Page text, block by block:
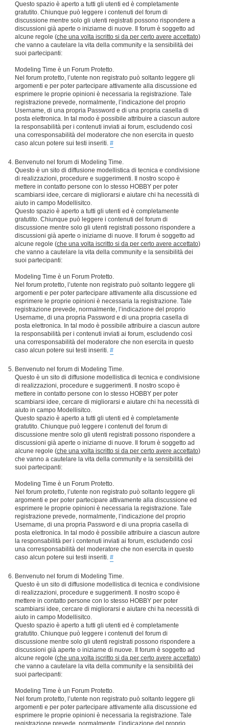
Questo spazio è aperto a tutti gli utenti ed è completamente
gratutito. Chiunque può leggere i contenuti del forum di
discussione mentre solo gli utenti registrati possono rispondere a
discussioni già aperte o iniziarne di nuove. Il forum è soggetto ad
alcune regole (che una volta iscritto si da per certo avere accettato)
che vanno a cautelare la vita della community e la sensibilità dei
suoi partecipanti:
Modeling Time è un Forum Protetto.
Nel forum protetto, l’utente non registrato può soltanto leggere gli
argomenti e per poter partecipare attivamente alla discussione ed
esprimere le proprie opinioni è necessaria la registrazione. Tale
registrazione prevede, normalmente, l’indicazione del proprio
Username, di una propria Password e di una propria casella di
posta elettronica. In tal modo è possibile attribuire a ciascun autore
la responsabilità per i contenuti inviati ai forum, escludendo così
una corresponsabilità del moderatore che non esercita in questo
caso alcun potere sui testi inseriti. #
Benvenuto nel forum di Modeling Time.
Questo è un sito di diffusione modellistica di tecnica e condivisione
di realizzazioni, procedure e suggerimenti. Il nostro scopo è
mettere in contatto persone con lo stesso HOBBY per poter
scambiarsi idee, cercare di migliorarsi e aiutare chi ha necessità di
aiuto in campo Modellisitco.
Questo spazio è aperto a tutti gli utenti ed è completamente
gratutito. Chiunque può leggere i contenuti del forum di
discussione mentre solo gli utenti registrati possono rispondere a
discussioni già aperte o iniziarne di nuove. Il forum è soggetto ad
alcune regole (che una volta iscritto si da per certo avere accettato)
che vanno a cautelare la vita della community e la sensibilità dei
suoi partecipanti:
Modeling Time è un Forum Protetto.
Nel forum protetto, l’utente non registrato può soltanto leggere gli
argomenti e per poter partecipare attivamente alla discussione ed
esprimere le proprie opinioni è necessaria la registrazione. Tale
registrazione prevede, normalmente, l’indicazione del proprio
Username, di una propria Password e di una propria casella di
posta elettronica. In tal modo è possibile attribuire a ciascun autore
la responsabilità per i contenuti inviati ai forum, escludendo così
una corresponsabilità del moderatore che non esercita in questo
caso alcun potere sui testi inseriti. #
Benvenuto nel forum di Modeling Time.
Questo è un sito di diffusione modellistica di tecnica e condivisione
di realizzazioni, procedure e suggerimenti. Il nostro scopo è
mettere in contatto persone con lo stesso HOBBY per poter
scambiarsi idee, cercare di migliorarsi e aiutare chi ha necessità di
aiuto in campo Modellisitco.
Questo spazio è aperto a tutti gli utenti ed è completamente
gratutito. Chiunque può leggere i contenuti del forum di
discussione mentre solo gli utenti registrati possono rispondere a
discussioni già aperte o iniziarne di nuove. Il forum è soggetto ad
alcune regole (che una volta iscritto si da per certo avere accettato)
che vanno a cautelare la vita della community e la sensibilità dei
suoi partecipanti:
Modeling Time è un Forum Protetto.
Nel forum protetto, l’utente non registrato può soltanto leggere gli
argomenti e per poter partecipare attivamente alla discussione ed
esprimere le proprie opinioni è necessaria la registrazione. Tale
registrazione prevede, normalmente, l’indicazione del proprio
Username, di una propria Password e di una propria casella di
posta elettronica. In tal modo è possibile attribuire a ciascun autore
la responsabilità per i contenuti inviati ai forum, escludendo così
una corresponsabilità del moderatore che non esercita in questo
caso alcun potere sui testi inseriti. #
Benvenuto nel forum di Modeling Time.
Questo è un sito di diffusione modellistica di tecnica e condivisione
di realizzazioni, procedure e suggerimenti. Il nostro scopo è
mettere in contatto persone con lo stesso HOBBY per poter
scambiarsi idee, cercare di migliorarsi e aiutare chi ha necessità di
aiuto in campo Modellisitco.
Questo spazio è aperto a tutti gli utenti ed è completamente
gratutito. Chiunque può leggere i contenuti del forum di
discussione mentre solo gli utenti registrati possono rispondere a
discussioni già aperte o iniziarne di nuove. Il forum è soggetto ad
alcune regole (che una volta iscritto si da per certo avere accettato)
che vanno a cautelare la vita della community e la sensibilità dei
suoi partecipanti:
Modeling Time è un Forum Protetto.
Nel forum protetto, l’utente non registrato può soltanto leggere gli
argomenti e per poter partecipare attivamente alla discussione ed
esprimere le proprie opinioni è necessaria la registrazione. Tale
registrazione prevede, normalmente, l’indicazione del proprio